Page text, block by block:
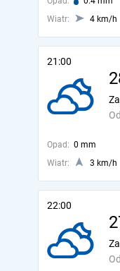
Wiatr:
4 km/h
21:00
Opad: 0 mm
Wiatr:
3 km/h
22:00